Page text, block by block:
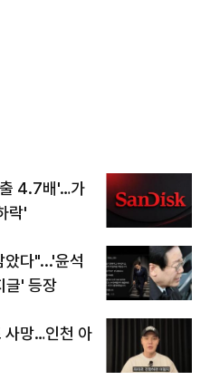
4.7배'…가
락'
았다"...'윤석
글' 등장
사망…인천 아